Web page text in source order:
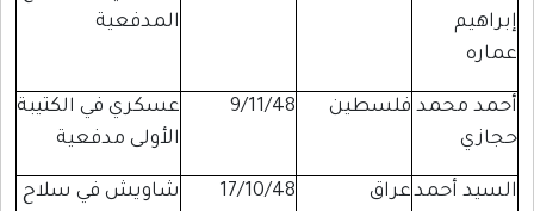
إبراهيم
عماره
المدفعية
أحمد محمد
حجازي
فلسطين 9/11/48
عسكري في الكتيبة
الأولى مدفعية
السيد أحمدعراق 17/10/48 شاويش في سلاح